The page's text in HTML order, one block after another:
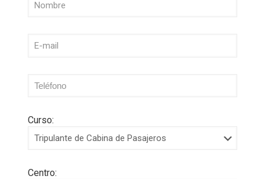
Curso:
Centro: